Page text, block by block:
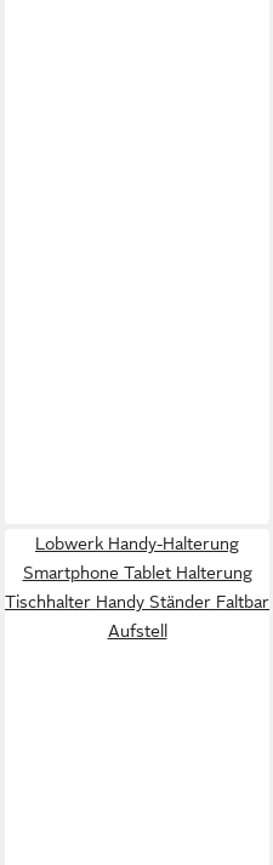
Lobwerk Handy-Halterung
Smartphone Tablet Halterung
Tischhalter Handy Ständer Faltbar
Aufstell